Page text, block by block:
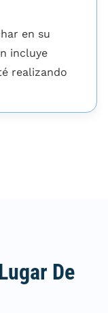
en su
incluye
realizando
De